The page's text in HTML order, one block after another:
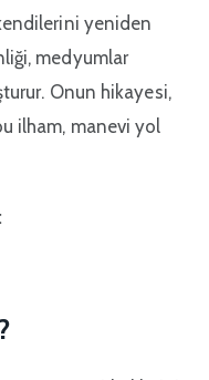
yeniden
medyumlar
Onun hikayesi,
ilham, manevi yol